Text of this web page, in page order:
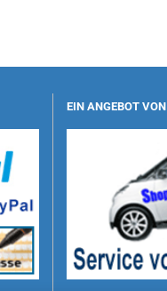
EIN ANGEBOT VON